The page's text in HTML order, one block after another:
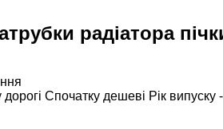
радіатора
Спочатку дешеві Рік випуску